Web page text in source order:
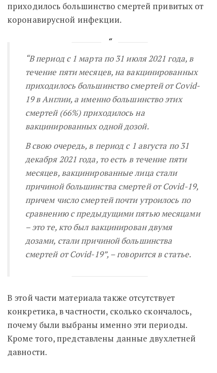
приходилось большинство смертей привитых от
коронавирусной инфекции.
“В период с 1 марта по 31 июля 2021 года, в
течение пяти месяцев, на вакцинированных
приходилось большинство смертей от Covid-
19 в Англии, а именно большинство этих
смертей (66%) приходилось на
вакцинированных одной дозой.
В свою очередь, в период с 1 августа по 31
декабря 2021 года, то есть в течение пяти
месяцев, вакцинированные лица стали
причиной большинства смертей от Covid-19,
причем число смертей почти утроилось по
сравнению с предыдущими пятью месяцами
– это те, кто был вакцинирован двумя
дозами, стали причиной большинства
смертей от Covid-19”,– говорится в статье.
В этой части материала также отсутствует
конкретика, в частности, сколько скончалось,
почему были выбраны именно эти периоды.
Кроме того, представлены данные двухлетней
давности.